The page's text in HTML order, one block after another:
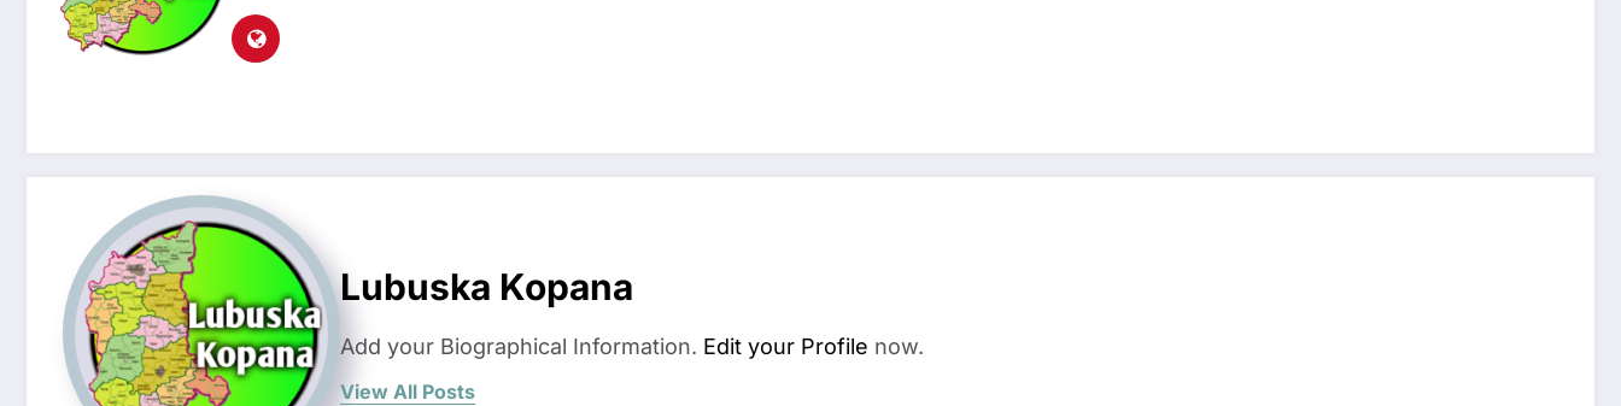
Lubuska Kopana
Add your Biographical Information. Edit your Profile now.
View All Posts